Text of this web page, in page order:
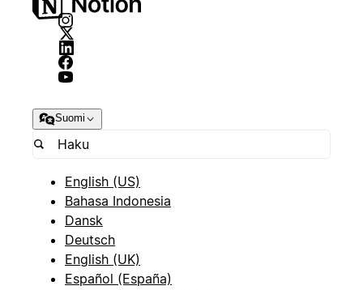
Suomi
English (US)
Bahasa Indonesia
Dansk
Deutsch
English (UK)
Español (España)